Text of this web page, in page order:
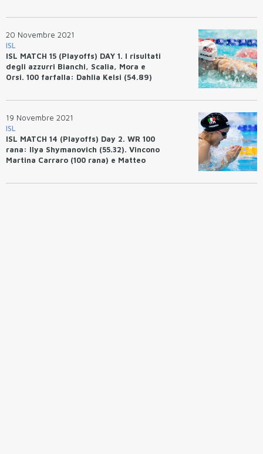
20 Novembre 2021
ISL
ISL MATCH 15 (Playoffs) DAY 1. I risultati
degli azzurri Bianchi, Scalia, Mora e
Orsi. 100 farfalla: Dahlia Kelsi (54.89)
19 Novembre 2021
ISL
ISL MATCH 14 (Playoffs) Day 2. WR 100
rana: Ilya Shymanovich (55.32). Vincono
Martina Carraro (100 rana) e Matteo